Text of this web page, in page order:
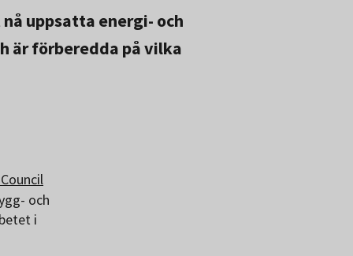
uppsatta energi- och
är förberedda på vilka
och
i